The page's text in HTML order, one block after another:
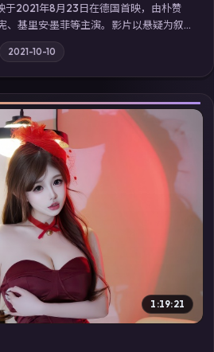
2021年8月23日在德国首映，由朴赞
、基里安·墨菲等主演。影片以悬疑为叙
界在实验事故后逐渐模糊；摄影与配乐
通过「国产免费观看高清电视剧在线
佳作，畅享高清在线追剧体验。
2021-10-10
▶
1:19:21